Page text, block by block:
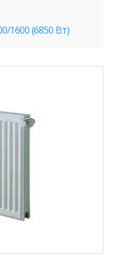
1600 (6850 Вт)